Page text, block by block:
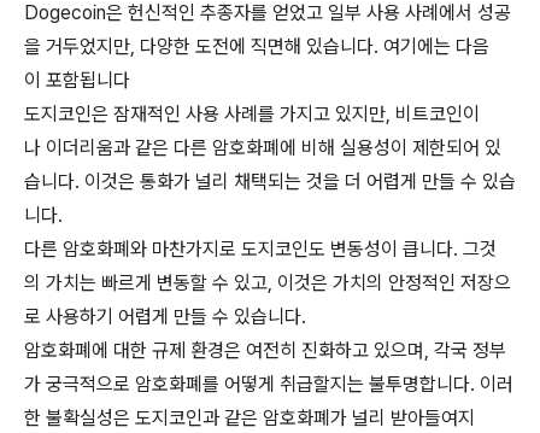
Dogecoin은 헌신적인 추종자를 얻었고 일부 사용 사례에서 성공
을 거두었지만, 다양한 도전에 직면해 있습니다. 여기에는 다음
이 포함됩니다
도지코인은 잠재적인 사용 사례를 가지고 있지만, 비트코인이
나 이더리움과 같은 다른 암호화폐에 비해 실용성이 제한되어 있
습니다. 이것은 통화가 널리 채택되는 것을 더 어렵게 만들 수 있습
니다.
다른 암호화폐와 마찬가지로 도지코인도 변동성이 큽니다. 그것
의 가치는 빠르게 변동할 수 있고, 이것은 가치의 안정적인 저장으
로 사용하기 어렵게 만들 수 있습니다.
암호화폐에 대한 규제 환경은 여전히 진화하고 있으며, 각국 정부
가 궁극적으로 암호화폐를 어떻게 취급할지는 불투명합니다. 이러
한 불확실성은 도지코인과 같은 암호화폐가 널리 받아들여지